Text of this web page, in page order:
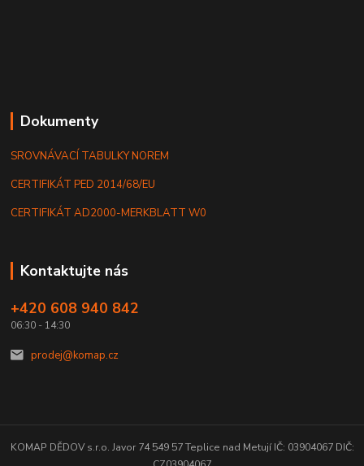
Dokumenty
SROVNÁVACÍ TABULKY NOREM
CERTIFIKÁT PED 2014/68/EU
CERTIFIKÁT AD2000-MERKBLATT W0
Kontaktujte nás
+420 608 940 842
06:30 - 14:30
prodej@komap.cz
KOMAP DĚDOV s.r.o. Javor 74 549 57 Teplice nad Metují IČ: 03904067 DIČ: